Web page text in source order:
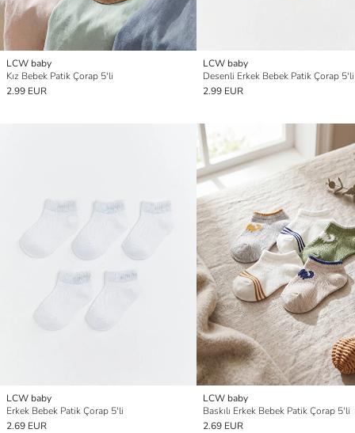
LCW baby
Kız Bebek Patik Çorap 5'li
2.99 EUR
LCW baby
Desenli Erkek Bebek Patik Çorap 5'li
2.99 EUR
LCW baby
Erkek Bebek Patik Çorap 5'li
2.69 EUR
LCW baby
Baskılı Erkek Bebek Patik Çorap 5'li
2.69 EUR